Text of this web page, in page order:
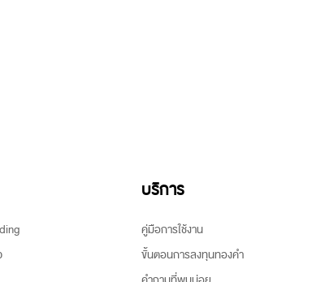
บริการ
คู่มือการใช้งาน
ขั้นตอนการลงทุนทองคำ